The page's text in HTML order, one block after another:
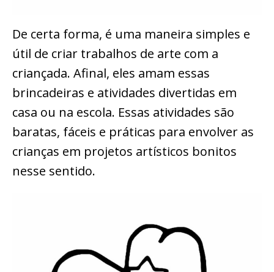
De certa forma, é uma maneira simples e
útil de criar trabalhos de arte com a
criançada. Afinal, eles amam essas
brincadeiras e atividades divertidas em
casa ou na escola. Essas atividades são
baratas, fáceis e práticas para envolver as
crianças em projetos artísticos bonitos
nesse sentido.